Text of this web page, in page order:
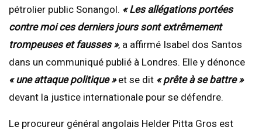
pétrolier public Sonangol. « Les allégations portées
contre moi ces derniers jours sont extrêmement
trompeuses et fausses », a affirmé Isabel dos Santos
dans un communiqué publié à Londres. Elle y dénonce
« une attaque politique »et se dit « prête à se battre »
devant la justice internationale pour se défendre.
Le procureur général angolais Helder Pitta Gros est